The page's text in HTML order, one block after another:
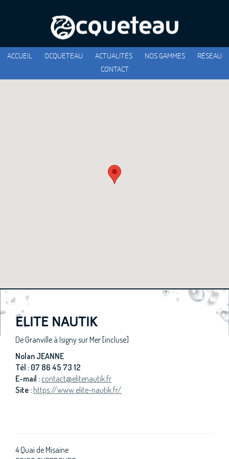
ACCUEIL OCQUETEAU ACTUALITÉS NOS GAMMES
RÉSEAU
CONTACT
ELITE NAUTIK
De Granville à Isigny sur Mer [incluse]
Nolan JEANNE
Tél : 07 86 45 73 12
E-mail : contact@elitenautik.fr
Site : https://www.elite-nautik.fr/
4 Quai de Misaine